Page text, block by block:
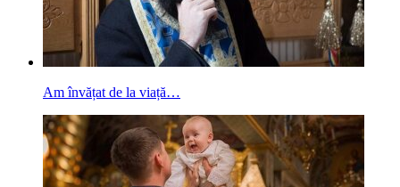
Am învățat de la viață…